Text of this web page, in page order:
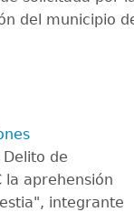
del municipio
Delito de
la aprehensión
integrante